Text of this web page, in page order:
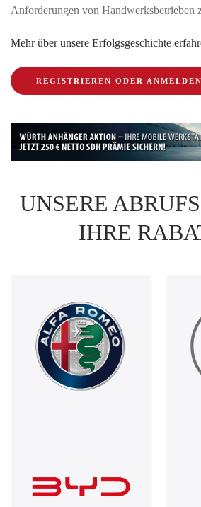
Anforderungen von Handwerksbetrieben
Mehr über unsere Erfolgsgeschichte
REGISTRIEREN ODER ANMELDEN
UNSERE
IHRE